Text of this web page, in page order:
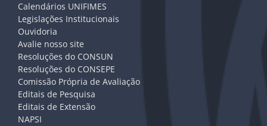
Calendários UNIFIMES
Legislações Institucionais
Ouvidoria
Avalie nosso site
Resoluções do CONSUN
Resoluções do CONSEPE
Comissão Própria de Avaliação
Editais de Pesquisa
Editais de Extensão
NAPSI